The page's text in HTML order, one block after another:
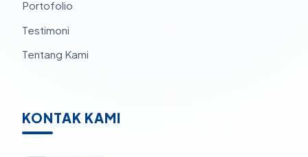
Portofolio
Testimoni
Tentang Kami
KONTAK KAMI